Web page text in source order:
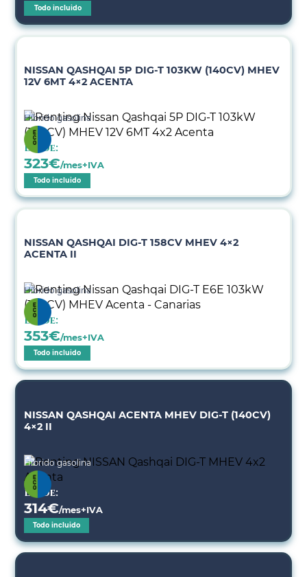
Todo incluido
NISSAN QASHQAI 5P DIG-T 103KW (140CV) MHEV
12V 6MT 4×2 ACENTA
Híbrido gasolina
Desde:
323€/mes+IVA
Todo incluido
NISSAN QASHQAI DIG-T 158CV MHEV 4×2
ACENTA II
Híbrido gasolina
Desde:
353€/mes+IVA
Todo incluido
NISSAN QASHQAI ACENTA MHEV DIG-T (140CV)
4×2 II
Híbrido gasolina
Desde:
314€/mes+IVA
Todo incluido